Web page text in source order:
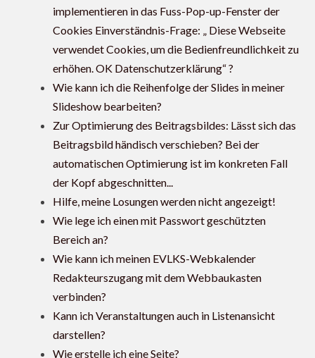
implementieren in das Fuss-Pop-up-Fenster der
Cookies Einverständnis-Frage: „ Diese Webseite
verwendet Cookies, um die Bedienfreundlichkeit zu
erhöhen. OK Datenschutzerklärung“ ?
Wie kann ich die Reihenfolge der Slides in meiner
Slideshow bearbeiten?
Zur Optimierung des Beitragsbildes: Lässt sich das
Beitragsbild händisch verschieben? Bei der
automatischen Optimierung ist im konkreten Fall
der Kopf abgeschnitten...
Hilfe, meine Losungen werden nicht angezeigt!
Wie lege ich einen mit Passwort geschützten
Bereich an?
Wie kann ich meinen EVLKS-Webkalender
Redakteurszugang mit dem Webbaukasten
verbinden?
Kann ich Veranstaltungen auch in Listenansicht
darstellen?
Wie erstelle ich eine Seite?